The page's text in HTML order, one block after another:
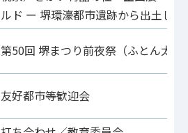
ルド ー 堺環濠都市遺跡から出土し
第50回 堺まつり前夜祭（ふとん太鼓
友好都市等歓迎会